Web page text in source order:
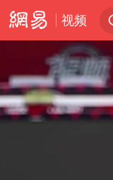
视频